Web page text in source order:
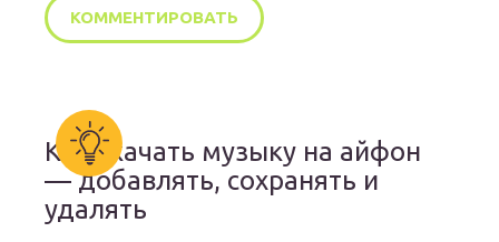
Как скачать музыку на айфон
— добавлять, сохранять и
удалять